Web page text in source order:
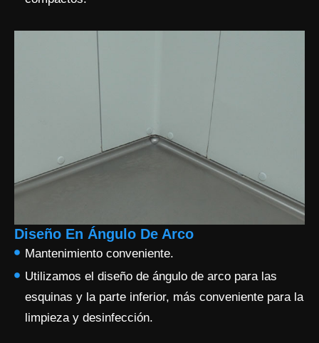
Diseño En Ángulo De Arco
Mantenimiento conveniente.
Utilizamos el diseño de ángulo de arco para las
esquinas y la parte inferior, más conveniente para la
limpieza y desinfección.